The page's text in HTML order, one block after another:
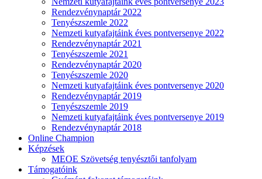
Rendezvénynaptár 2022
Tenyészszemle 2022
Nemzeti kutyafajtáink éves pontversenye 2022
Rendezvénynaptár 2021
Tenyészszemle 2021
Rendezvénynaptár 2020
Tenyészszemle 2020
Nemzeti kutyafajtáink éves pontversenye 2020
Rendezvénynaptár 2019
Tenyészszemle 2019
Nemzeti kutyafajtáink éves pontversenye 2019
Rendezvénynaptár 2018
Online Champion
Képzések
MEOE Szövetség tenyésztői tanfolyam
Támogatóink